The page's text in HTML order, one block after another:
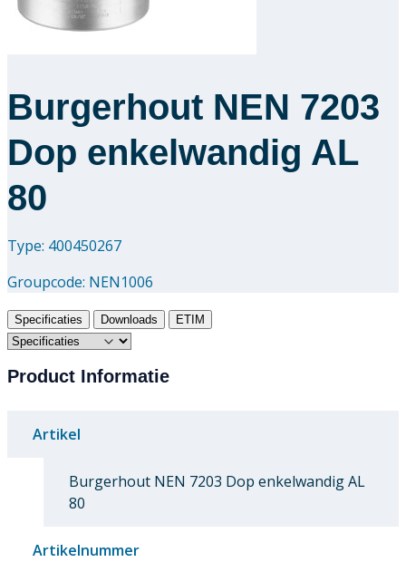
Academy
Contact
Burgerhout NEN 7203
Dop enkelwandig AL
80
Type: 400450267
Groupcode: NEN1006
Specificaties Downloads ETIM
Product Informatie
Artikel
Burgerhout NEN 7203 Dop enkelwandig AL
80
Artikelnummer